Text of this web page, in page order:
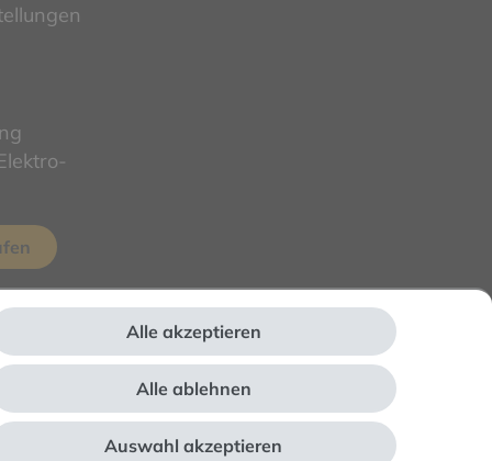
Alle akzeptieren
Alle ablehnen
Auswahl akzeptieren